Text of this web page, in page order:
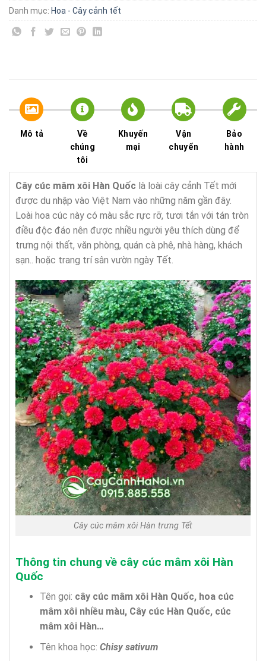
Danh mục: Hoa - Cây cảnh tết
Mô tả
Về
chúng
tôi
Khuyến
mại
Vận
chuyển
Bảo
hành
Cây cúc mâm xôi Hàn Quốc là loài cây cảnh Tết mới
được du nhập vào Việt Nam vào những năm gần đây.
Loài hoa cúc này có màu sắc rực rỡ, tươi tắn với tán tròn
điều độc đáo nên được nhiều người yêu thích dùng để
trưng nội thất, văn phòng, quán cà phê, nhà hàng, khách
sạn.. hoặc trang trí sân vườn ngày Tết.
Cây cúc mâm xôi Hàn trưng Tết
Thông tin chung về cây cúc mâm xôi Hàn
Quốc
Tên gọi: cây cúc mâm xôi Hàn Quốc, hoa cúc
mâm xôi nhiều màu, Cây cúc Hàn Quốc, cúc
mâm xôi Hàn…
Tên khoa học: Chisy sativum